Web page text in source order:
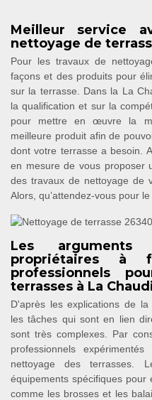
Meilleur service
nettoyage de
Pour les travaux de
façons et des produits pour
sur la terrasse. Dans la La
la qualification et sur la
pour mettre en œuvre la
meilleure produit afin de
dont votre terrasse a besoin.
en mesure de vous proposer
des travaux de nettoyage de
Alors, qu’attendez-vous pour
Les
propriétaires à
professionnels
terrasses à La
D'après les explications de la
les tâches qui sont en lien
sont très complexes. Par
professionnels
nettoyage des terrasses.
équipements spécifiques
comme les brosses et les